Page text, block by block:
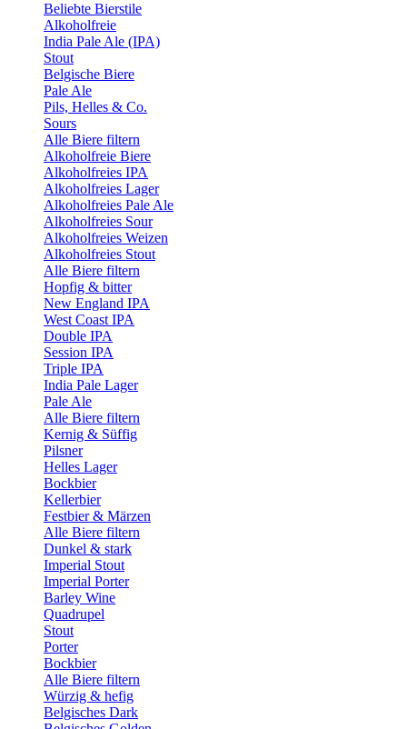
Beliebte Bierstile
Alkoholfreie
India Pale Ale (IPA)
Stout
Belgische Biere
Pale Ale
Pils, Helles & Co.
Sours
Alle Biere filtern
Alkoholfreie Biere
Alkoholfreies IPA
Alkoholfreies Lager
Alkoholfreies Pale Ale
Alkoholfreies Sour
Alkoholfreies Weizen
Alkoholfreies Stout
Alle Biere filtern
Hopfig & bitter
New England IPA
West Coast IPA
Double IPA
Session IPA
Triple IPA
India Pale Lager
Pale Ale
Alle Biere filtern
Kernig & Süffig
Pilsner
Helles Lager
Bockbier
Kellerbier
Festbier & Märzen
Alle Biere filtern
Dunkel & stark
Imperial Stout
Imperial Porter
Barley Wine
Quadrupel
Stout
Porter
Bockbier
Alle Biere filtern
Würzig & hefig
Belgisches Dark